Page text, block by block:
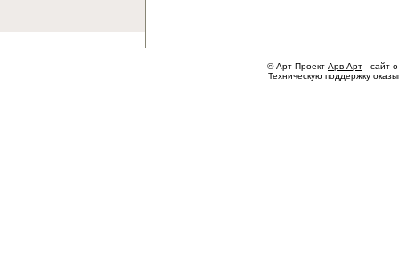
© Арт-Проект Арв-Арт - сайт
Техническую поддержку